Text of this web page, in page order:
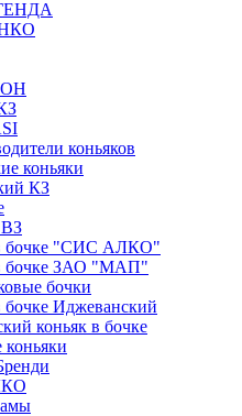
коньяков
коньяки
КЗ
ВЗ
бочке "СИС АЛКО"
бочке ЗАО "МАП"
бочки
бочке Иджеванский
коньяк в бочке